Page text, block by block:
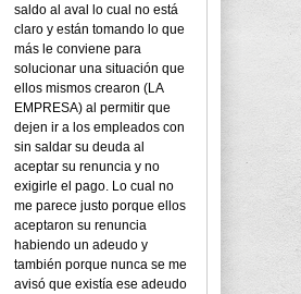
saldo al aval lo cual no está
claro y están tomando lo que
más le conviene para
solucionar una situación que
ellos mismos crearon (LA
EMPRESA) al permitir que
dejen ir a los empleados con
sin saldar su deuda al
aceptar su renuncia y no
exigirle el pago. Lo cual no
me parece justo porque ellos
aceptaron su renuncia
habiendo un adeudo y
también porque nunca se me
avisó que existía ese adeudo